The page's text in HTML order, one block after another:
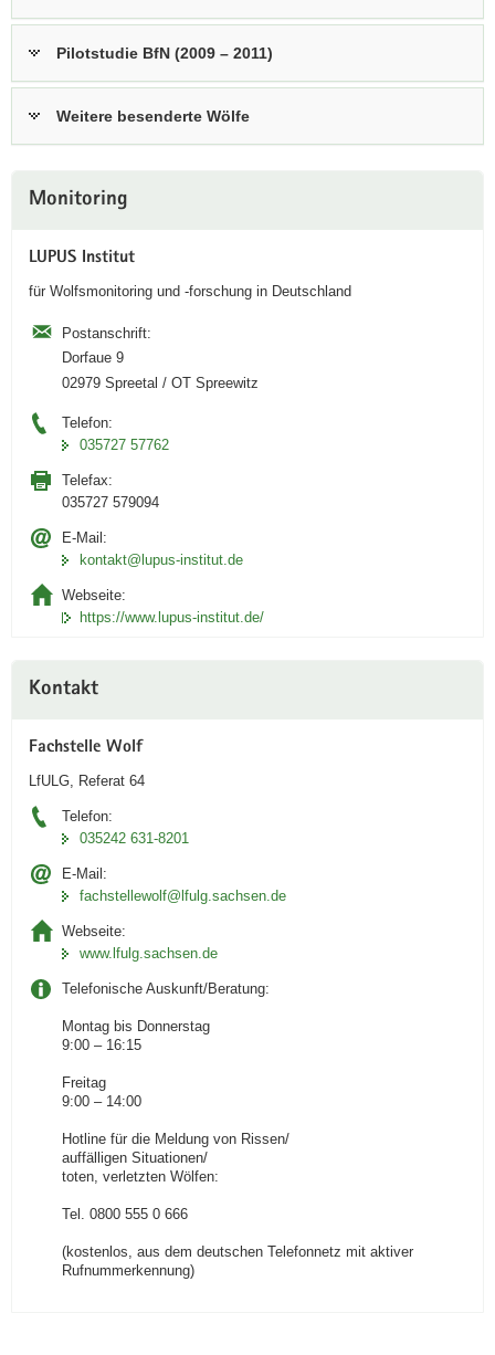
Pilotstudie BfN (2009 – 2011)
Weitere besenderte Wölfe
Information
Monitoring
LUPUS Institut
für Wolfsmonitoring und -forschung in Deutschland
Postanschrift:
Dorfaue 9
02979 Spreetal / OT Spreewitz
Telefon:
035727 57762
Telefax:
035727 579094
E-Mail:
kontakt@lupus-institut.de
Webseite:
https://www.lupus-institut.de/
Kontakt
Fachstelle Wolf
LfULG, Referat 64
Telefon:
035242 631-8201
E-Mail:
fachstellewolf­@lfulg.sachsen.de
Webseite:
www.lfulg.sachsen.de
Telefonische Auskunft/Beratung:
Montag bis Donnerstag
9:00 – 16:15
Freitag
9:00 – 14:00
Hotline für die Meldung von Rissen/
auffälligen Situationen/
toten, verletzten Wölfen:
Tel. 0800 555 0 666
(kostenlos, aus dem deutschen Telefonnetz mit aktiver
Rufnummerkennung)